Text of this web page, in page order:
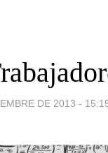
DE 2013 -